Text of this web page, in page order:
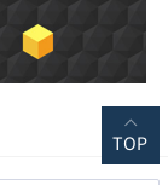
TOP